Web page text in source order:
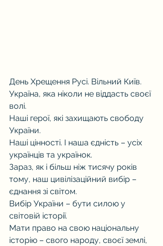
День Хрещення Русі. Вільний Київ.
Україна, яка ніколи не віддасть своєї
волі.
Наші герої, які захищають свободу
України.
Наші цінності. І наша єдність – усіх
українців та українок.
Зараз, як і більш ніж тисячу років
тому, наш цивілізаційний вибір –
єднання зі світом.
Вибір України – бути силою у
світовій історії.
Мати право на свою національну
історію – свого народу, своєї землі,